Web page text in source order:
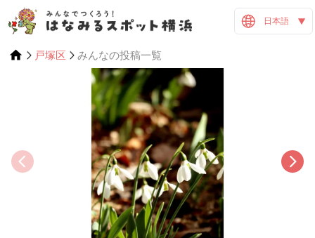
日本語
戸塚区 みんなの投稿一覧